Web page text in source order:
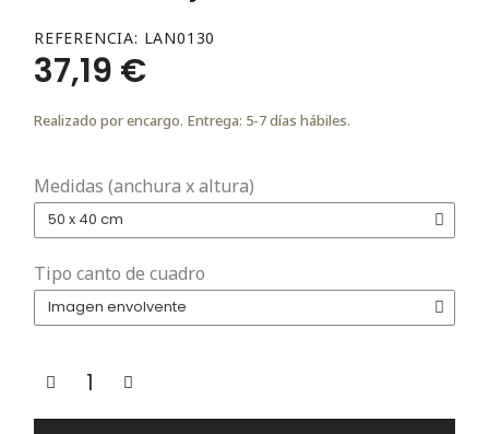
REFERENCIA LAN0130
37,19 €
Realizado por encargo. Entrega: 5-7 días hábiles.
Medidas (anchura x altura)
Tipo canto de cuadro